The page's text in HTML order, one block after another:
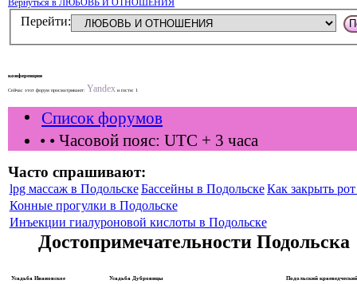
Перейти:
конференции
Сейчас этот форум просматривают: Yandex и гости: 1
Список форумов
• • Часовой пояс: UTC + 3 часа
Часто спрашивают:
lpg массаж в Подольске Бассейны в ПодольскеКак закрыть
Конные прогулки в Подольске
Инъекции гиалуроновой кислоты в Подольске
Достопримечательности Подольска
Усадьба Ивановское Усадьба Дубровицы Подольский